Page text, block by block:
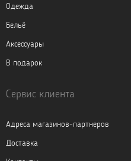
Одежда
Бельё
Аксессуары
В подарок
Сервис клиента
Адреса магазинов-партнеров
Доставка